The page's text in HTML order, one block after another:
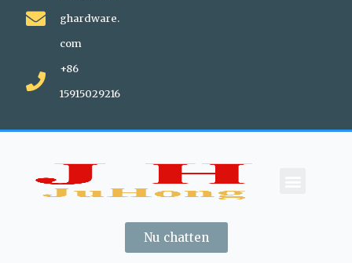
ghardware.
com
+86
15915029216
Nu chatten